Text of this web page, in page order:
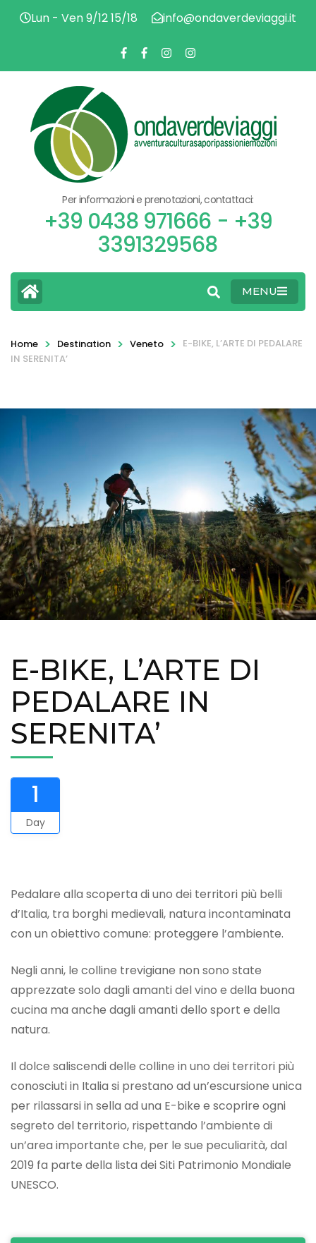
Lun - Ven 9/12 15/18 info@ondaverdeviaggi.it
Per informazioni e prenotazioni, contattaci:
+39 0438 971666 - +39
3391329568
MENU
Home > Destination > Veneto > E-BIKE, L’ARTE DI PEDALARE
IN SERENITA’
E-BIKE, L’ARTE DI
PEDALARE IN
SERENITA’
1
Day
Pedalare alla scoperta di uno dei territori più belli
d’Italia, tra borghi medievali, natura incontaminata
con un obiettivo comune: proteggere l’ambiente.
Negli anni, le colline trevigiane non sono state
apprezzate solo dagli amanti del vino e della buona
cucina ma anche dagli amanti dello sport e della
natura.
Il dolce saliscendi delle colline in uno dei territori più
conosciuti in Italia si prestano ad un’escursione unica
per rilassarsi in sella ad una E-bike e scoprire ogni
segreto del territorio, rispettando l’ambiente di
un’area importante che, per le sue peculiarità, dal
2019 fa parte della lista dei Siti Patrimonio Mondiale
UNESCO.